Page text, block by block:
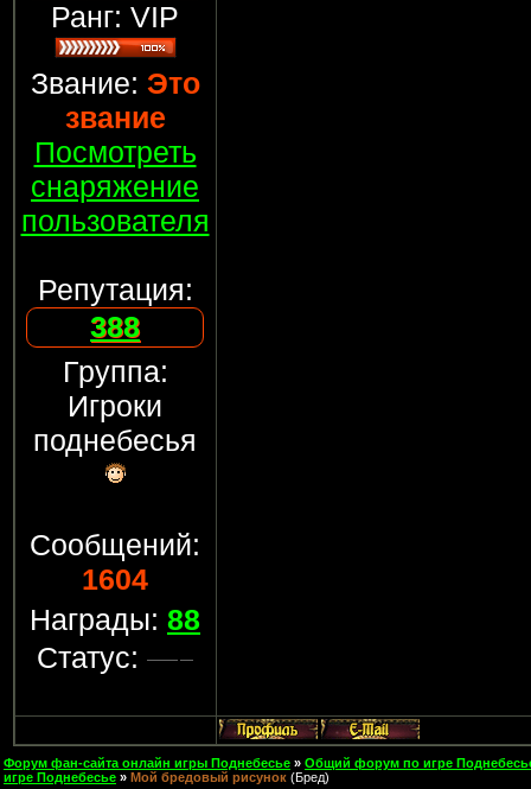
Ранг: VIP
Звание: Это
звание
Посмотреть
снаряжение
пользователя
Репутация:
388
Группа:
Игроки
поднебесья
Сообщений:
1604
Награды: 88
Статус:
Форум фан-сайта онлайн игры Поднебесье » Общий форум по игре
игре Поднебесье » Мой бредовый рисунок (Бред)